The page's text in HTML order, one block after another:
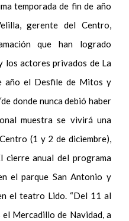
temporada de fin de año
gerente del Centro,
que han logrado
los actores privados de La
año el Desfile de Mitos y
donde nunca debió haber
muestra se vivirá una
(1 y 2 de diciembre),
cierre anual del programa
el parque San Antonio y
el teatro Lido. “Del 11 al
Mercadillo de Navidad, a